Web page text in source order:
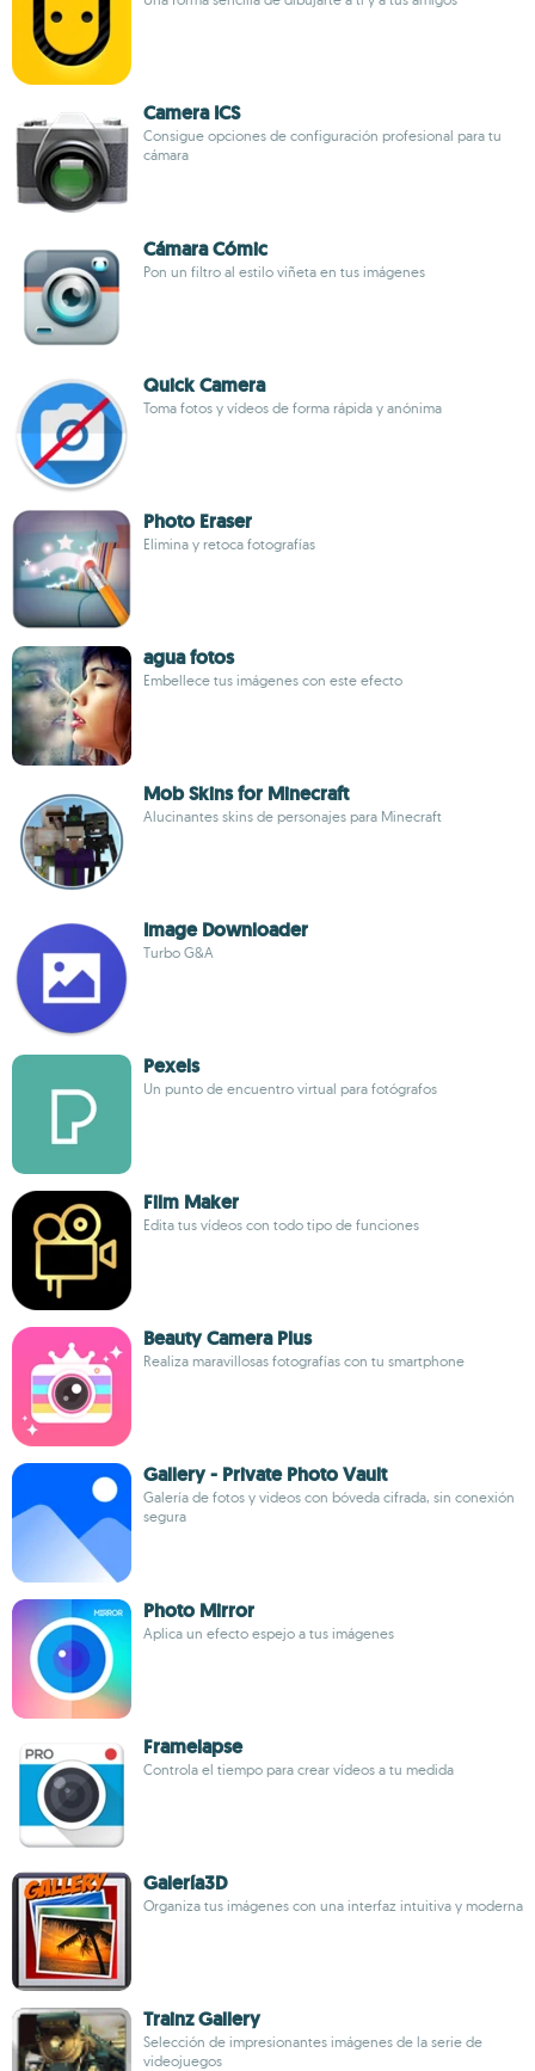
Camera ICS
Consigue opciones de configuración profesional para tu
cámara
Cámara Cómic
Pon un filtro al estilo viñeta en tus imágenes
Quick Camera
Toma fotos y vídeos de forma rápida y anónima
Photo Eraser
Elimina y retoca fotografías
agua fotos
Embellece tus imágenes con este efecto
Mob Skins for Minecraft
Alucinantes skins de personajes para Minecraft
Image Downloader
Turbo G&A
Pexels
Un punto de encuentro virtual para fotógrafos
Film Maker
Edita tus vídeos con todo tipo de funciones
Beauty Camera Plus
Realiza maravillosas fotografías con tu smartphone
Gallery - Private Photo Vault
Galería de fotos y videos con bóveda cifrada, sin conexión
segura
Photo Mirror
Aplica un efecto espejo a tus imágenes
Framelapse
Controla el tiempo para crear vídeos a tu medida
Galería3D
Organiza tus imágenes con una interfaz intuitiva y moderna
Trainz Gallery
Selección de impresionantes imágenes de la serie de
videojuegos